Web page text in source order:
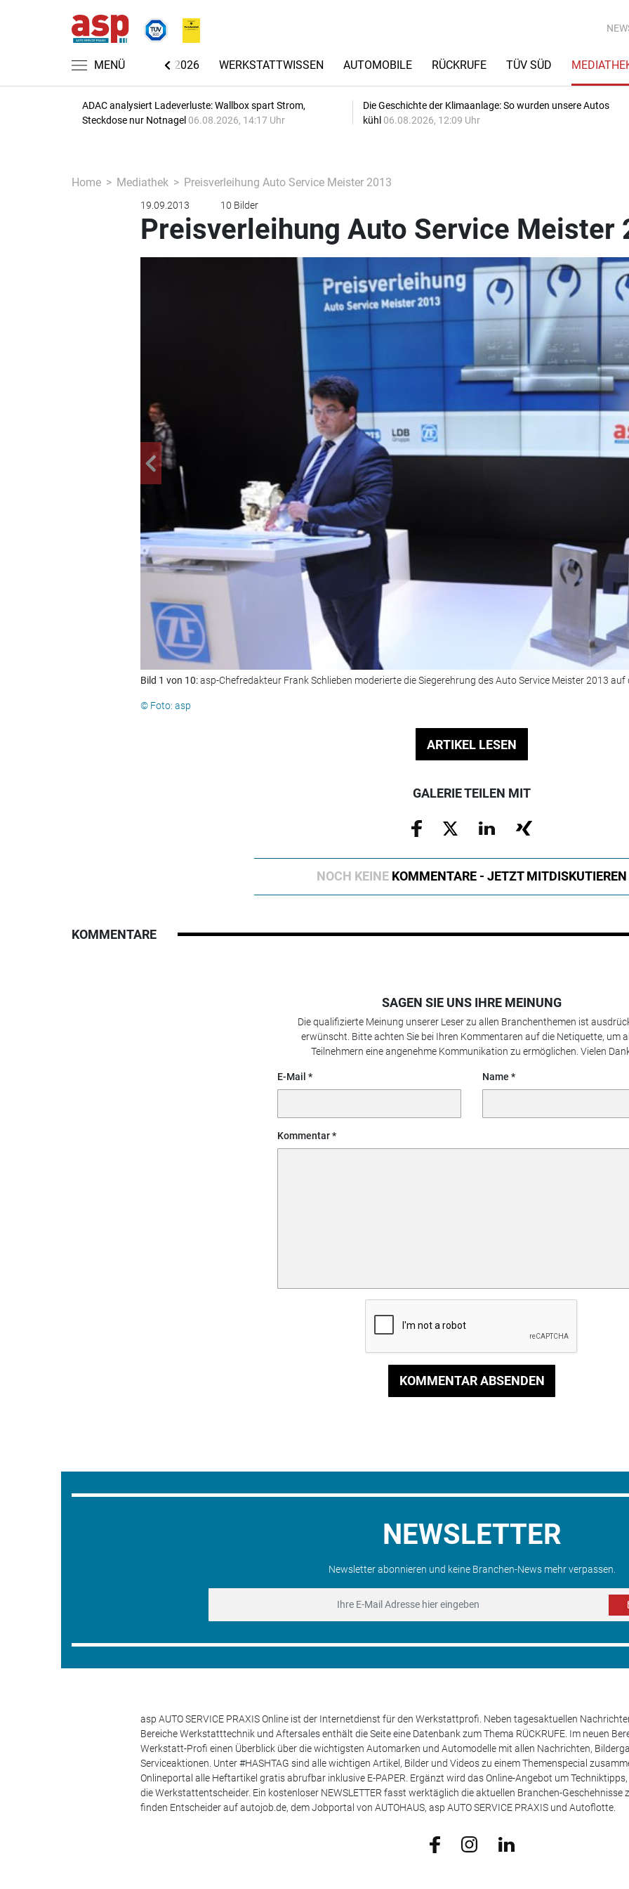
MENÜ
AUTOMECHANIKA 2026 WERKSTATTWISSEN AUTOMOBILE RÜCKRUFE TÜV SÜD
ADAC analysiert Ladeverluste: Wallbox spart Strom,
Steckdose nur Notnagel 06.08.2026, 14:17 Uhr
Die Geschichte der Klimaanlage: So wurden unsere Autos
kühl 06.08.2026, 12:09 Uhr
Home Mediathek Preisverleihung Auto Service Meister 2013
19.09.2013 10 Bilder
Preisverleihung Auto Service Meister
Bild 1 von 10:asp-Chefredakteur Frank Schlieben moderierte die Siegerehrung des Auto Service Meister 2013 auf
© Foto: asp
ARTIKEL LESEN
GALERIE TEILEN MIT
NOCH KEINE KOMMENTARE - JETZT MITDISKUTIEREN
KOMMENTARE
SAGEN SIE UNS IHRE MEINUNG
Die qualifizierte Meinung unserer Leser zu allen Branchenthemen ist
erwünscht. Bitte achten Sie bei Ihren Kommentaren auf die Netiquette, um
Teilnehmern eine angenehme Kommunikation zu ermöglichen. Vielen
E-Mail Name
Kommentar
KOMMENTAR ABSENDEN
NEWSLETTER
Newsletter abonnieren und keine Branchen-News mehr verpassen.
asp AUTO SERVICE PRAXIS Online ist der Internetdienst für den Werkstattprofi. Neben tagesaktuellen
Bereiche Werkstatttechnik und Aftersales enthält die Seite eine Datenbank zum Thema RÜCKRUFE. Im neuen
Werkstatt-Profi einen Überblick über die wichtigsten Automarken und Automodelle mit allen Nachrichten,
Serviceaktionen. Unter #HASHTAG sind alle wichtigen Artikel, Bilder und Videos zu einem Themenspecial
Onlineportal alle Heftartikel gratis abrufbar inklusive E-PAPER. Ergänzt wird das Online-Angebot um
die Werkstattentscheider. Ein kostenloser NEWSLETTER fasst werktäglich die aktuellen Branchen-Geschehnisse
finden Entscheider auf autojob.de, dem Jobportal von AUTOHAUS, asp AUTO SERVICE PRAXIS und Autoflotte.